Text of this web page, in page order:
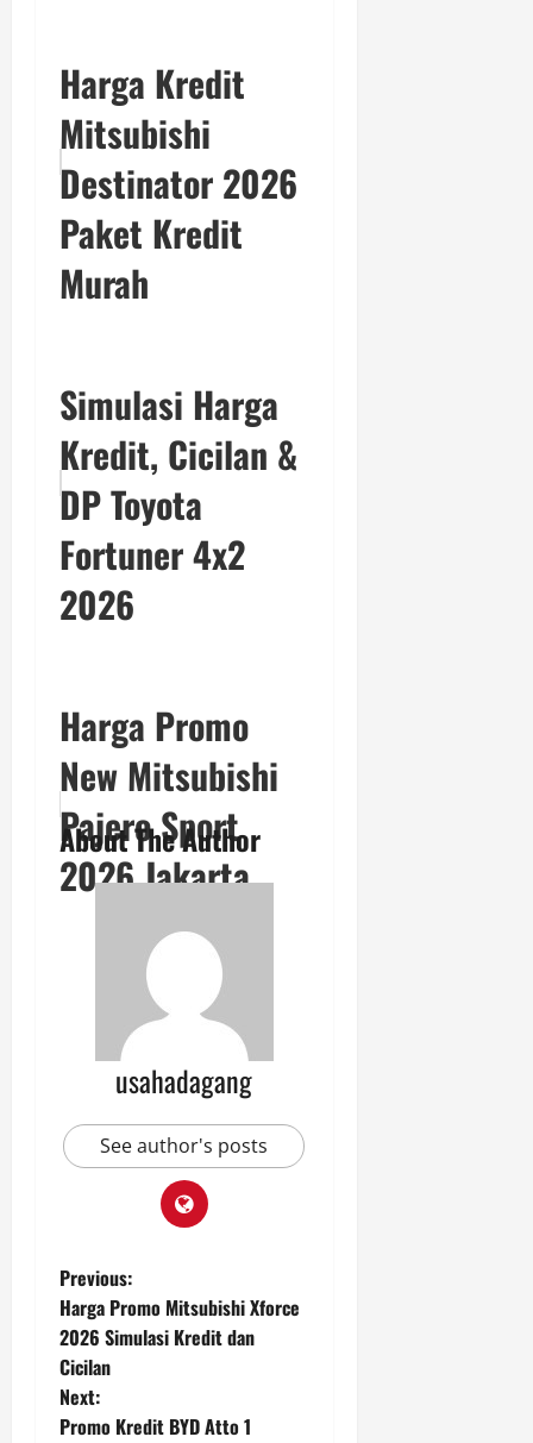
Harga Kredit
Mitsubishi
Destinator 2026
Paket Kredit
Murah
Simulasi Harga
Kredit, Cicilan &
DP Toyota
Fortuner 4x2
2026
Harga Promo
New Mitsubishi
Pajero Sport
2026 Jakarta
About The Author
usahadagang
See author's posts
P
o
s
Previous:
Harga Promo Mitsubishi Xforce
2026 Simulasi Kredit dan
Cicilan
Next:
Promo Kredit BYD Atto 1